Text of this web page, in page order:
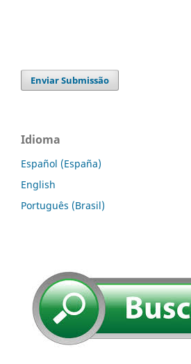
Enviar Submissão
Idioma
Español (España)
English
Português (Brasil)